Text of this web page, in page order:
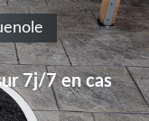
7j/7 en cas